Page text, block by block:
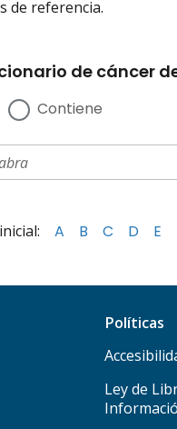
de referencia.
de cáncer
Contiene
A B C D E
Políticas
Ley de